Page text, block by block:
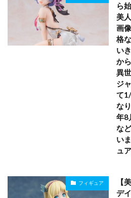
ら
美
画
格
い
か
異
ジ
て
な
年8
な
い
ュア
フィギュア
【
デ